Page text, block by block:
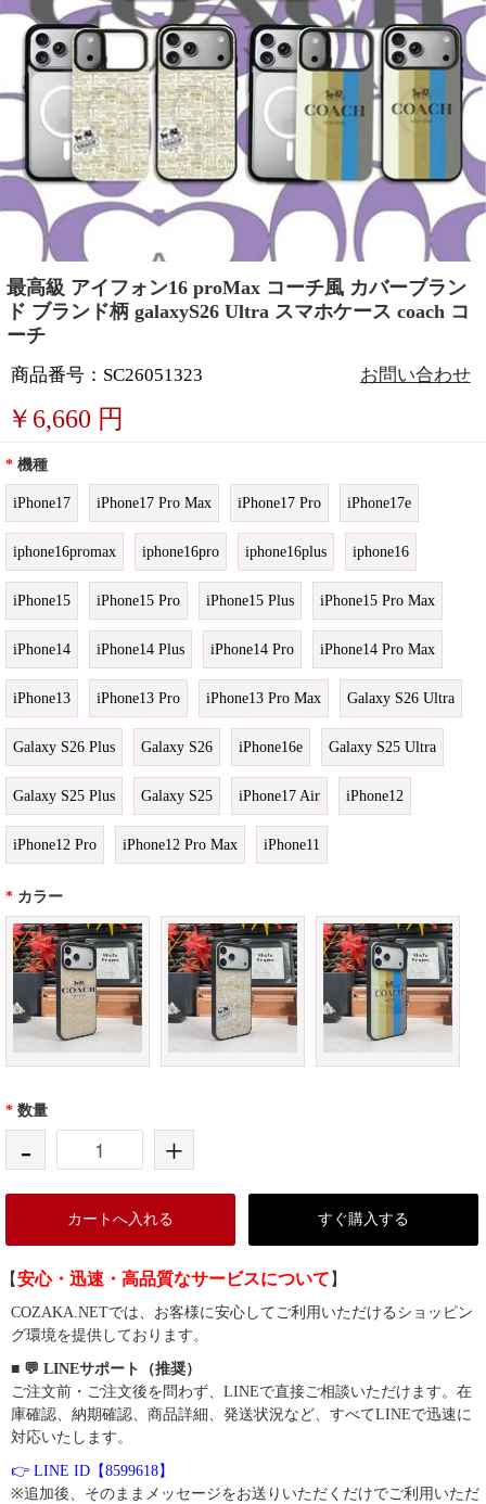
最高級 アイフォン16 proMax コーチ風 カバーブラン
ド ブランド柄 galaxyS26 Ultra スマホケース coach コ
ーチ
商品番号：SC26051323 お問い合わせ
￥ 6,660 円
* 機種
iPhone17 iPhone17 Pro Max iPhone17 Pro iPhone17e
iphone16promax iphone16pro iphone16plus iphone16
iPhone15 iPhone15 Pro iPhone15 Plus iPhone15 Pro Max
iPhone14 iPhone14 Plus iPhone14 Pro iPhone14 Pro Max
iPhone13 iPhone13 Pro iPhone13 Pro Max Galaxy S26 Ultra
Galaxy S26 Plus Galaxy S26 iPhone16e Galaxy S25 Ultra
Galaxy S25 Plus Galaxy S25 iPhone17 Air iPhone12
iPhone12 Pro iPhone12 Pro Max iPhone11
* カラー
* 数量
- +
カートへ入れる すぐ購入する
【安心・迅速・高品質なサービスについて 】
COZAKA.NETでは、お客様に安心してご利用いただけるショッピン
グ環境を提供しております。
■ 💬 LINEサポート（推奨）
ご注文前・ご注文後を問わず、LINEで直接ご相談いただけます。在
庫確認、納期確認、商品詳細、発送状況など、すべてLINEで迅速に
対応いたします。
👉 LINE ID【8599618】
※追加後、そのままメッセージをお送りいただくだけでご利用いただ